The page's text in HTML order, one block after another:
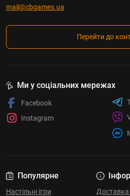
mail@cbgames.ua
Перейти до
Популярне
Настільні ігри
Доставка
Ми у соціальних мережах
Facebook
Instagram